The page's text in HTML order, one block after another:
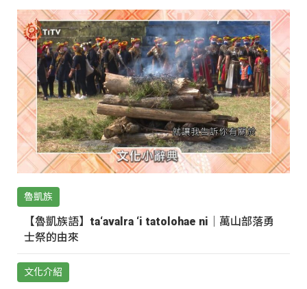
魯凱族
【魯凱族語】ta‘avalra ‘i tatolohae ni｜萬山部落勇
士祭的由來
文化介紹